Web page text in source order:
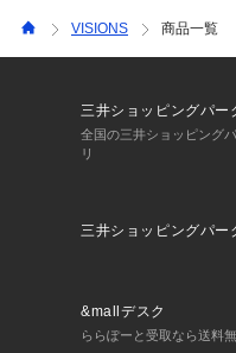
VISIONS 商品一覧
三井ショッピングパー
全国の三井ショッピング
リ
三井ショッピングパー
&mallデスク
ららぽーと受取なら送料